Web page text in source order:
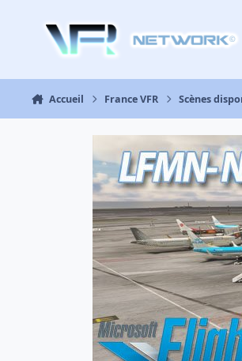
Accueil France VFR Scènes